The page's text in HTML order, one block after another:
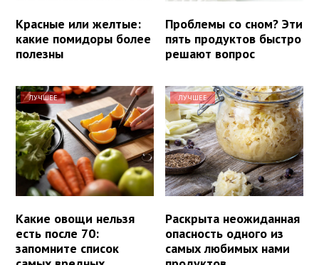
Красные или желтые:
какие помидоры более
полезны
Проблемы со сном? Эти
пять продуктов быстро
решают вопрос
ЛУЧШЕЕ
Какие овощи нельзя
есть после 70:
запомните список
ЛУЧШЕЕ
Раскрыта неожиданная
опасность одного из
самых любимых нами